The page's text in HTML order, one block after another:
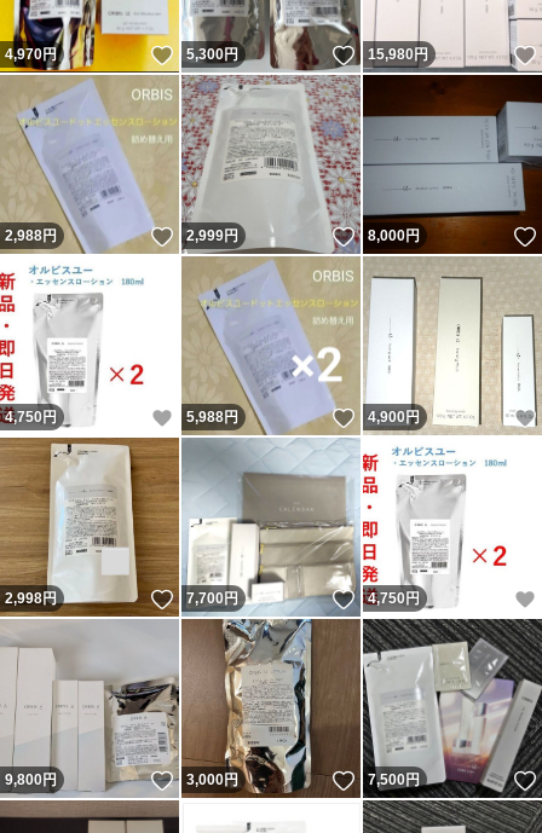
4,970円 いいね！
5,300円 いいね！
15,980円
2,988円 いいね！
2,999円 いいね！
8,000円
4,750 円 いいね！
5,988円 いいね！
4,900円
2,998円 いいね！
7,700 円 いいね！
4,750 円
9,800円 いいね！
3,000円 いいね！
7,500円